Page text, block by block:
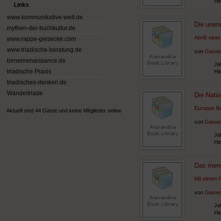
Links
www.kommunikative-welt.de
mythen-der-buchkultur.de
www.rappe-giesecke.com
www.triadische-beratung.de
birnenrenaissance.de
triadische Praxis
triadisches-denken.de
Wandeltriade
Aktuell sind 44 Gäste und keine Mitglieder online
Die
Abriß
von
Die
Europas
von
Das
Mit einem
von